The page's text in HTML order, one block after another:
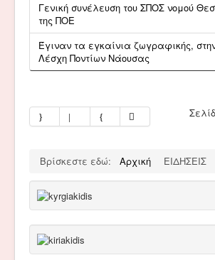
Γενική συνέλευση του ΣΠΟΣ νομού
της ΠΟΕ
Έγιναν τα εγκαίνια ζωγραφικής,
Λέσχη Ποντίων Νάουσας
Βρίσκεστε εδώ: Αρχική ΕΙΔΗΣΕΙΣ